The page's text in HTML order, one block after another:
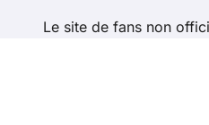
Le site de fans non